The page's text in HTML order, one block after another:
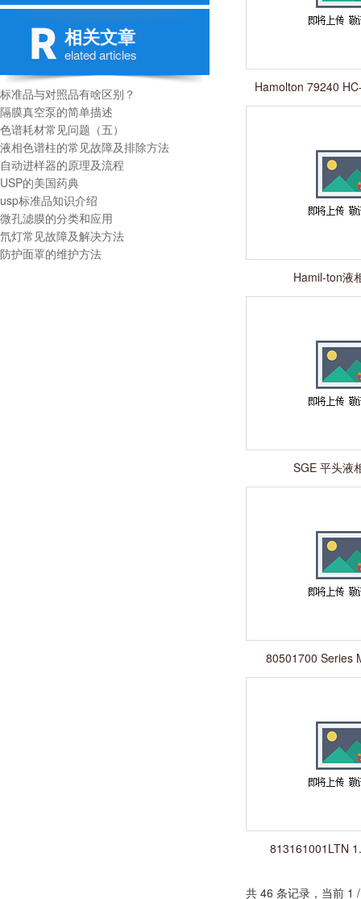
相关文章
elated articles
标准品与对照品有啥区别？
隔膜真空泵的简单描述
色谱耗材常见问题（五）
液相色谱柱的常见故障及排除方法
自动进样器的原理及流程
USP的美国药典
usp标准品知识介绍
微孔滤膜的分类和应用
氘灯常见故障及解决方法
防护面罩的维护方法
Hamolton 79240
µm 7.8 x
Hamil-ton液
SGE 平头液
80501700 Series
813161001LTN
共 46 条记录，当前